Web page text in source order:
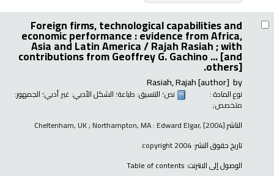
Foreign firms, technological capabilities and
economic performance : evidence from Africa,
Asia and Latin America /Rajah Rasiah ; with
contributions from Geoffrey G. Gachino ... [and
others].
by
Rasiah, Rajah[author]
نوع المادة : نص؛ التنسيق: طباعة؛ الشكل الأدبي: غير أدبي؛ الجمهور:
متخصص;
الناشر:Cheltenham, UK ; Northampton, MA : Edward Elgar, [2004]
تاريخ حقوق النشر:
الوصول إلى الانترنت: Table of contents